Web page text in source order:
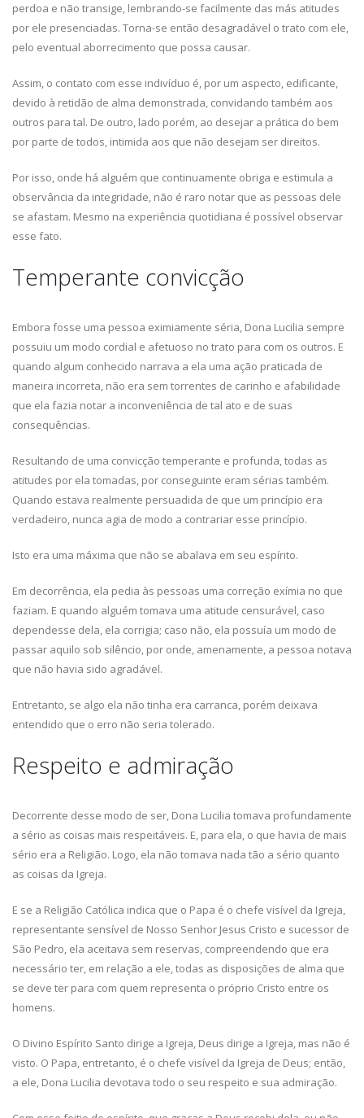
perdoa e não transige, lembrando-se facilmente das más atitudes
por ele presenciadas. Torna-se então desagradável o trato com ele,
pelo eventual aborrecimento que possa causar.
Assim, o contato com esse indivíduo é, por um aspecto, edificante,
devido à retidão de alma demonstrada, convidando também aos
outros para tal. De outro, lado porém, ao desejar a prática do bem
por parte de todos, intimida aos que não desejam ser direitos.
Por isso, onde há alguém que continuamente obriga e estimula a
observância da integridade, não é raro notar que as pessoas dele
se afastam. Mesmo na experiência quotidiana é possível observar
esse fato.
Temperante convicção
Embora fosse uma pessoa eximiamente séria, Dona Lucilia sempre
possuiu um modo cordial e afetuoso no trato para com os outros. E
quando algum conhecido narrava a ela uma ação praticada de
maneira incorreta, não era sem torrentes de carinho e afabilidade
que ela fazia notar a inconveniência de tal ato e de suas
consequências.
Resultando de uma convicção temperante e profunda, todas as
atitudes por ela tomadas, por conseguinte eram sérias também.
Quando estava realmente persuadida de que um princípio era
verdadeiro, nunca agia de modo a contrariar esse princípio.
Isto era uma máxima que não se abalava em seu espírito.
Em decorrência, ela pedia às pessoas uma correção exímia no que
faziam. E quando alguém tomava uma atitude censurável, caso
dependesse dela, ela corrigia; caso não, ela possuía um modo de
passar aquilo sob silêncio, por onde, amenamente, a pessoa notava
que não havia sido agradável.
Entretanto, se algo ela não tinha era carranca, porém deixava
entendido que o erro não seria tolerado.
Respeito e admiração
Decorrente desse modo de ser, Dona Lucilia tomava profundamente
a sério as coisas mais respeitáveis. E, para ela, o que havia de mais
sério era a Religião. Logo, ela não tomava nada tão a sério quanto
as coisas da Igreja.
E se a Religião Católica indica que o Papa é o chefe visível da Igreja,
representante sensível de Nosso Senhor Jesus Cristo e sucessor de
São Pedro, ela aceitava sem reservas, compreendendo que era
necessário ter, em relação a ele, todas as disposições de alma que
se deve ter para com quem representa o próprio Cristo entre os
homens.
O Divino Espírito Santo dirige a Igreja, Deus dirige a Igreja, mas não é
visto. O Papa, entretanto, é o chefe visível da Igreja de Deus; então,
a ele, Dona Lucilia devotava todo o seu respeito e sua admiração.